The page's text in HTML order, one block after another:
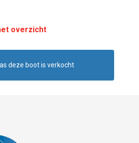
overzicht
deze boot is verkocht